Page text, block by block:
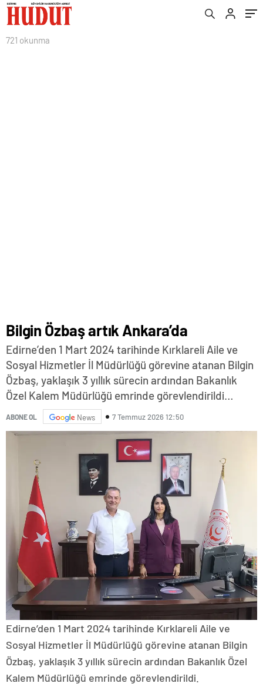
721 okunma
Bilgin Özbaş artık Ankara’da
Edirne’den 1 Mart 2024 tarihinde Kırklareli Aile ve
Sosyal Hizmetler İl Müdürlüğü görevine atanan Bilgin
Özbaş, yaklaşık 3 yıllık sürecin ardından Bakanlık
Özel Kalem Müdürlüğü emrinde görevlendirildi…
ABONE OL News 7 Temmuz 2026 12:50
Edirne’den 1 Mart 2024 tarihinde Kırklareli Aile ve
Sosyal Hizmetler İl Müdürlüğü görevine atanan Bilgin
Özbaş, yaklaşık 3 yıllık sürecin ardından Bakanlık Özel
Kalem Müdürlüğü emrinde görevlendirildi.